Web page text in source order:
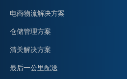
电商物流解决方案
仓储管理方案
清关解决方案
最后一公里配送